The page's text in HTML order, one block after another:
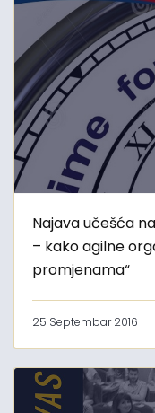
Najava učešća
– kako agilne
promjenama“
25 Septembar 2016